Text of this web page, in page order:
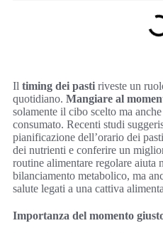
Il timing dei pasti riveste un
quotidiano. Mangiare al
solamente il cibo scelto ma
consumato. Recenti studi
pianificazione dell’orario dei
dei nutrienti e conferire un
routine alimentare regolare aiuta
bilanciamento metabolico, ma
salute legati a una cattiva
Importanza del momento